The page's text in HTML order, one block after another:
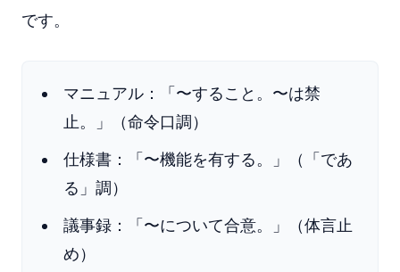
です。
マニュアル：「〜すること。〜は禁
止。」（命令口調）
仕様書：「〜機能を有する。」（「であ
る」調）
議事録：「〜について合意。」（体言止
め）